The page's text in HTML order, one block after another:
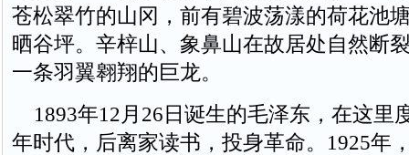
苍松翠竹的山冈，前有碧波荡漾的荷花池
晒谷坪。辛梓山、象鼻山在故居处自然断
一条羽翼翱翔的巨龙。
1893年12月26日诞生的毛泽东，在这里
年时代，后离家读书，投身革命。1925年